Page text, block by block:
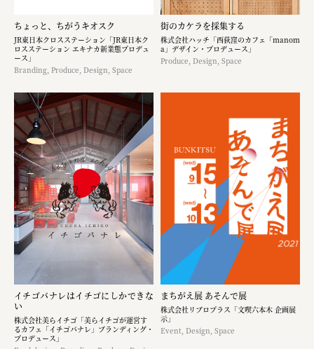
ちょっと、ちがうキオスク
JR東日本クロスステーション「JR東日本ク
ロスステーション エキナカ新業態プロデュ
ース」
Branding, Produce, Design, Space
街のカケラを採集する
株式会社ハッチ「西荻窪のカフェ「manom
a」デザイン・プロデュース」
Produce, Design, Space
イチゴバナレはイチゴにしかできな
い
株式会社美らイチゴ「美らイチゴが運営す
るカフェ「イチゴバナレ」ブランディング・
プロデュース」
まちがえ展 あそんで展
株式会社リブロプラス「文喫六本木 企画展
示」
Event, Design, Space